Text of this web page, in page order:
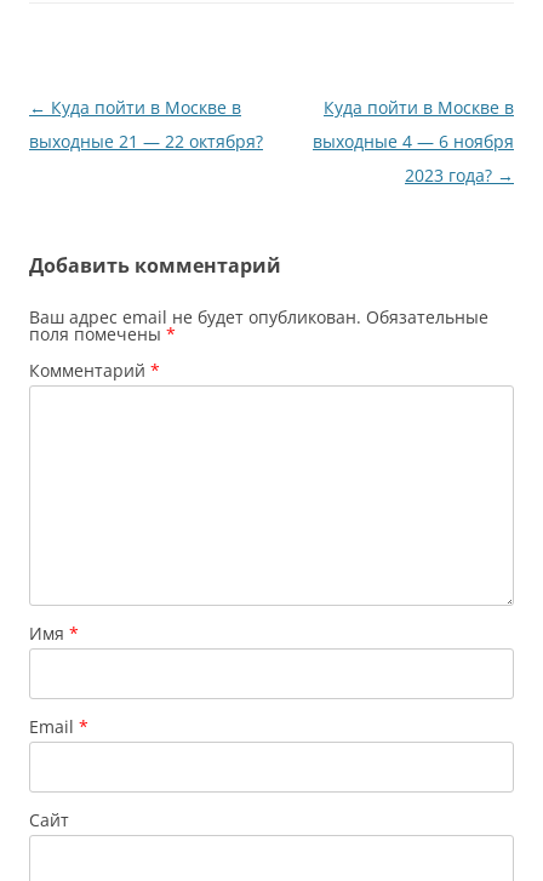
Навигация
по
← Куда пойти в Москве в
выходные 21 — 22 октября?
Куда пойти в Москве в
выходные 4 — 6 ноября
2023 года? →
Добавить комментарий
Ваш адрес email не будет опубликован. Обязательные
поля помечены *
Комментарий *
Имя *
Email *
Сайт